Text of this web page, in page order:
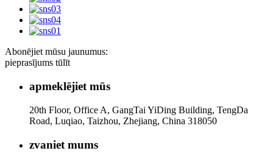
Abonējiet mūsu jaunumus:
pieprasījums tūlīt
apmeklējiet mūs
20th Floor, Office A, GangTai YiDing Building, TengDa
Road, Luqiao, Taizhou, Zhejiang, China 318050
zvaniet mums